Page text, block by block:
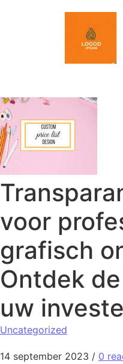
voor
grafisch
Ontdek
uw
Uncategorized
14 september 2023 / 0